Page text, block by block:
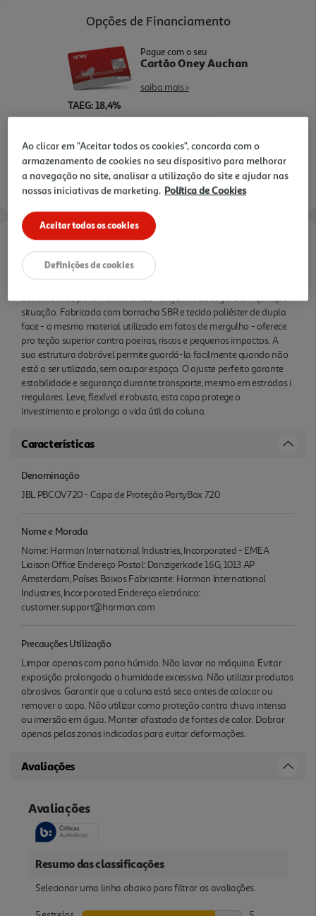
Opções de Financiamento
TAEG: 18,4%
Pague com o seu
Cartão Oney Auchan
saiba mais >
3 meses sem juros
1º mês: Seguintes:
MTIC (Valor Total): - €
Informações de Marketing
desenvolvida para manter a JBL PartyBox 720 segura em qualquer
situação. Fabricada com borracha SBR e tecido poliéster de dupla
face - o mesmo material utilizado em fatos de mergulho - oferece
pro teção superior contra poeiras, riscos e pequenos impactos. A
sua estrutura dobrável permite guardá-la facilmente quando não
está a ser utilizada, sem ocupar espaço. O ajuste perfeito garante
estabilidade e segurança durante transporte, mesmo em estradas i
rregulares. Leve, flexível e robusta, esta capa protege o
investimento e prolonga a vida útil da coluna.
Características
Denominação
JBL PBCOV720 - Capa de Proteção PartyBox 720
Nome e Morada
Nome: Harman International Industries, Incorporated - EMEA
Liaison Office Endereço Postal: Danzigerkade 16G, 1013 AP
Amsterdam, Países Baixos Fabricante: Harman International
Industries, Incorporated Endereço eletrónico:
customer.support@harman.com
Precauções Utilização
Limpar apenas com pano húmido. Não lavar na máquina. Evitar
exposição prolongada a humidade excessiva. Não utilizar produtos
abrasivos. Garantir que a coluna está seca antes de colocar ou
remover a capa. Não utilizar como proteção contra chuva intensa
ou imersão em água. Manter afastado de fontes de calor. Dobrar
apenas pelas zonas indicadas para evitar deformações.
Avaliações
Ao clicar em "Aceitar todos os cookies", concorda com o
armazenamento de cookies no seu dispositivo para melhorar
a navegação no site, analisar a utilização do site e ajudar nas
nossas iniciativas de marketing. Política de Cookies
Aceitar todos os cookies
Definições de cookies